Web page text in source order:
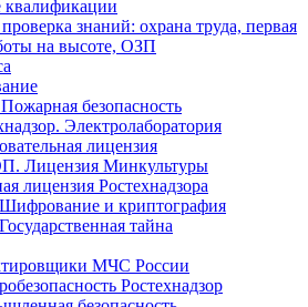
знаний: охрана труда, первая
на высоте, ОЗП
безопасность
Электролаборатория
лицензия
Лицензия Минкультуры
лицензия Ростехнадзора
и криптография
тайна
МЧС России
Ростехнадзор